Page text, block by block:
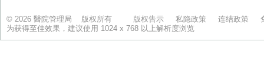
© 2026 醫院管理局 版权所有 版权告示 私隐政策 连结政策
为获得至佳效果，建议使用 1024 x 768 以上解析度浏览